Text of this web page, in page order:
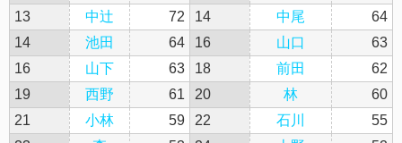
13
中辻 72 14 中尾
64
14
池田 64 16 山口
63
16
山下 63 18 前田
62
19
西野 61 20 林
60
21
小林 59 22 石川
55